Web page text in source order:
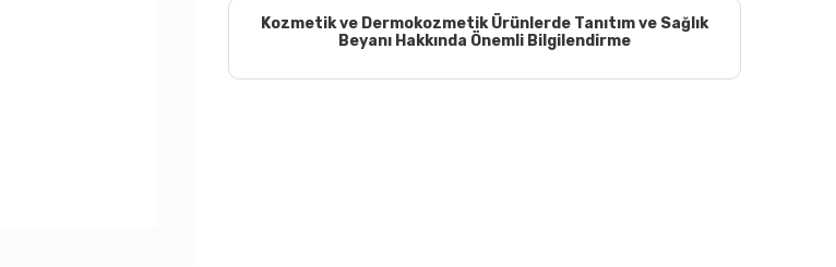
Kozmetik ve Dermokozmetik Ürünlerde Tanıtım ve Sağlık
Beyanı Hakkında Önemli Bilgilendirme